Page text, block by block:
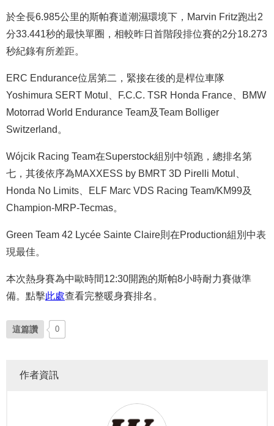
於全長6.985公里的斯帕賽道潮濕環境下，Marvin Fritz跑出2
分33.441秒的最快單圈，相較昨日首階段排位賽的2分18.273
秒紀錄有所差距。
ERC Endurance位居第二，緊接在後的是桿位車隊
Yoshimura SERT Motul、F.C.C. TSR Honda France、BMW
Motorrad World Endurance Team及Team Bolliger
Switzerland。
Wójcik Racing Team在Superstock組別中領跑，總排名第
七，其後依序為MAXXESS by BMRT 3D Pirelli Motul、
Honda No Limits、ELF Marc VDS Racing Team/KM99及
Champion-MRP-Tecmas。
Green Team 42 Lycée Sainte Claire則在Production組別中表
現最佳。
本次熱身賽為中歐時間12:30開跑的斯帕8小時耐力賽做準
備。點擊此處查看完整暖身賽排名。
這篇讚 0
作者資訊